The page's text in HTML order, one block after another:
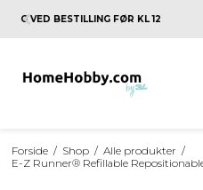
30 DAGES
Forside / Shop / Alle produkter /
E-Z Runner® Refillable